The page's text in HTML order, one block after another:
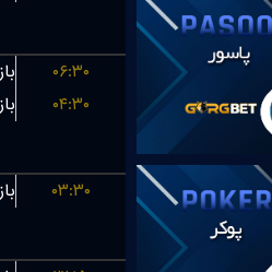
۰۶:۳۰
۰۴:۳۰
۰۳:۳۰